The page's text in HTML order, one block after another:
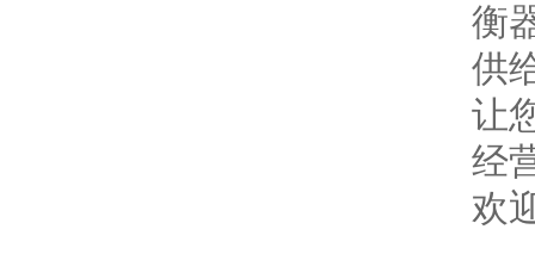
衡
供
让
经
欢